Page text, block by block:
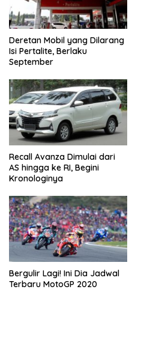
Deretan Mobil yang Dilarang
Isi Pertalite, Berlaku
September
Recall Avanza Dimulai dari
AS hingga ke RI, Begini
Kronologinya
Bergulir Lagi! Ini Dia Jadwal
Terbaru MotoGP 2020